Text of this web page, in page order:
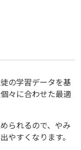
の学習データを基
々に合わせた最適
られるので、やみ
やすくなります。